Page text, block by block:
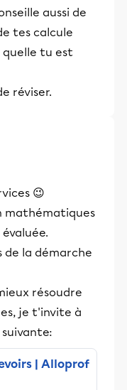
aussi de
tes calcule
tu est
réviser.
😉
mathématiques
de la démarche
résoudre
je t'invite à
| Alloprof